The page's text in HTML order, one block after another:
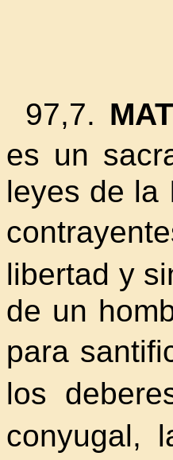
97,7.
es un
leyes de la
libertad y
de un
para
los
conyugal,